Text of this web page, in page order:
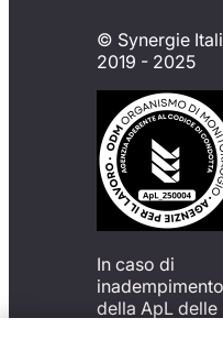
© Synergie
2019 - 2025
In caso di
della ApL delle